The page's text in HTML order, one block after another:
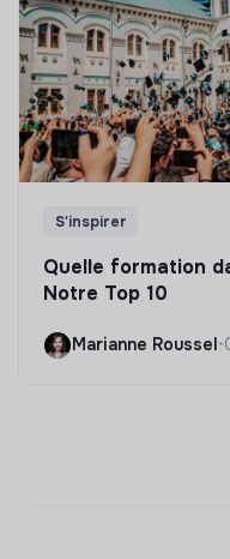
S'inspirer
Quelle formation
Notre Top 10
Marianne Roussel•